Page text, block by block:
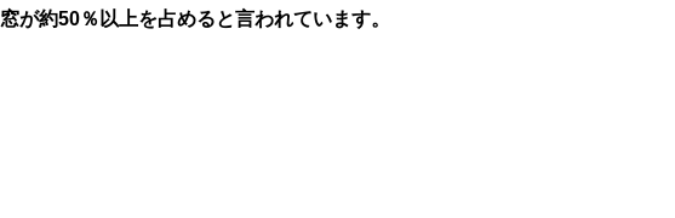
窓が約50％以上を占めると言われています。